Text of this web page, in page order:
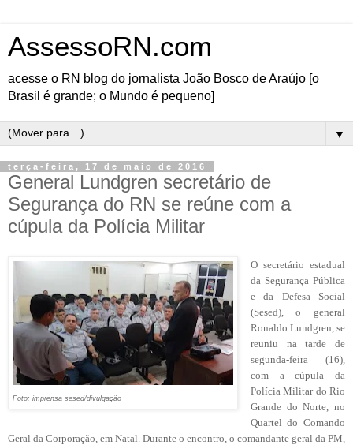
AssessoRN.com
acesse o RN blog do jornalista João Bosco de Araújo [o
Brasil é grande; o Mundo é pequeno]
▼
terça-feira, 17 de maio de 2016
General Lundgren secretário de
Segurança do RN se reúne com a
cúpula da Polícia Militar
Foto: imprensa sesed/divulgação
O secretário estadual
da Segurança Pública
e da Defesa Social
(Sesed), o general
Ronaldo Lundgren, se
reuniu na tarde de
segunda-feira (16),
com a cúpula da
Polícia Militar do Rio
Grande do Norte, no
Quartel do Comando
Geral da Corporação, em Natal. Durante o encontro, o comandante geral da PM,